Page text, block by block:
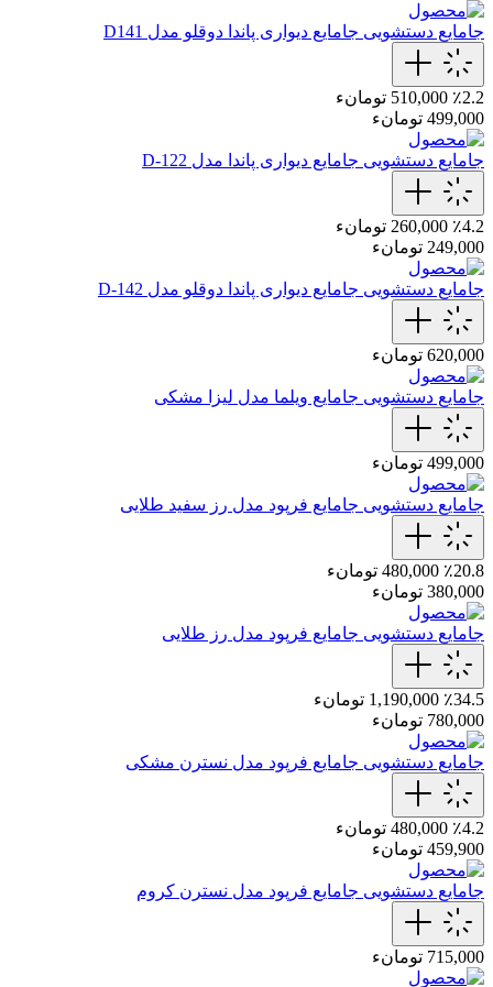
جامایع دستشویی جامایع دیواری پاندا دوقلو مدل D141
٪2.2 510,000 تومانء
499,000 تومانء
جامایع دستشویی جامایع دیواری پاندا مدل D-122
٪4.2 260,000 تومانء
249,000 تومانء
جامایع دستشویی جامایع دیواری پاندا دوقلو مدل D-142
620,000 تومانء
جامایع دستشویی جامایع ویلما مدل لیزا مشکی
499,000 تومانء
جامایع دستشویی جامایع‌ فرپود مدل رز‌ سفید‌ طلایی
٪20.8 480,000 تومانء
380,000 تومانء
جامایع دستشویی جامایع فرپود مدل رز طلایی
٪34.5 1,190,000 تومانء
780,000 تومانء
جامایع دستشویی جامایع‌ فرپود مدل نسترن‌ مشکی‌
٪4.2 480,000 تومانء
459,900 تومانء
جامایع دستشویی جامایع‌ فرپود مدل نسترن‌ کروم
715,000 تومانء